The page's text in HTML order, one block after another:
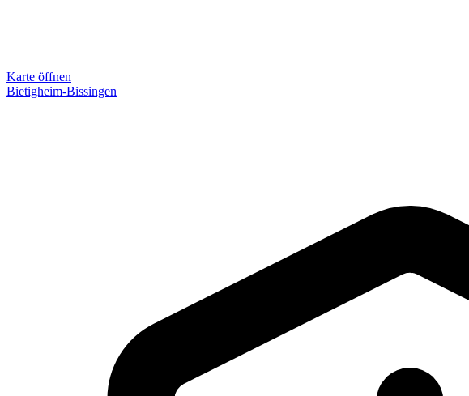
Karte öffnen
Bietigheim-Bissingen